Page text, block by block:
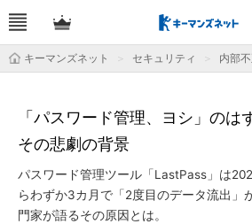
キーマンズネット セキュリティ 内部
「パスワード管理、ヨシ」のは
その悲劇の背景
パスワード管理ツール「LastPass」は
らわずか3カ月で「2度目のデータ流出」
門家が語るその原因とは。